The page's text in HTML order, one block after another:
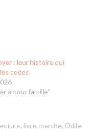
: leur histoire qui
codes
amour famille"
, livre, marche, Odile